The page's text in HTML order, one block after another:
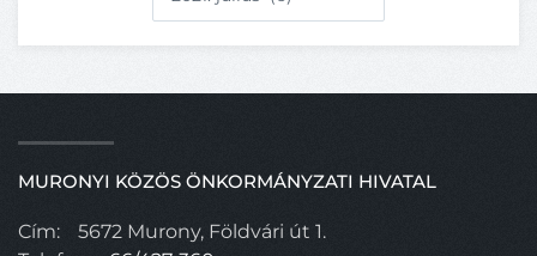
MURONYI KÖZÖS ÖNKORMÁNYZATI HIVATAL
Cím:
5672 Murony, Földvári út 1.